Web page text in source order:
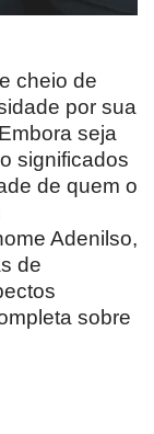
cheio de
por sua
seja
significados
de quem o
Adenilso,
de
sobre